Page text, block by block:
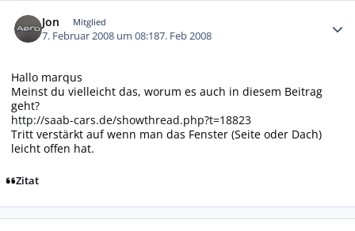
Jon Mitglied
7. Februar 2008 um 08:187. Feb 2008
Hallo marqus
Meinst du vielleicht das, worum es auch in diesem Beitrag
geht?
http://saab-cars.de/showthread.php?t=18823
Tritt verstärkt auf wenn man das Fenster (Seite oder Dach)
leicht offen hat.
Zitat